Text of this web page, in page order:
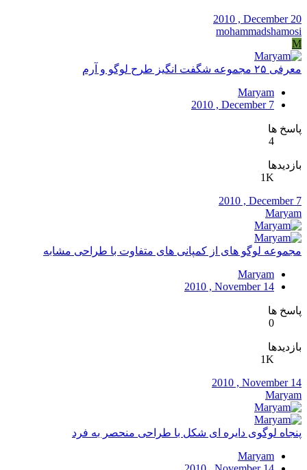
2010 , December 20
mohammadshamosi
M
معرفی ۲۵ مجموعه شگفت انگیز طرح لوگو و آرم
Maryam
2010 , December 7
پاسخ ها
4
بازدیدها
1K
2010 , December 7
Maryam
مجموعه لوگو های از کمپانی های متفاوت با طراحی مشابه
Maryam
2010 , November 14
پاسخ ها
0
بازدیدها
1K
2010 , November 14
Maryam
پنجاه لوگوی دایره ای شکل با طراحی منحصر به فرد
Maryam